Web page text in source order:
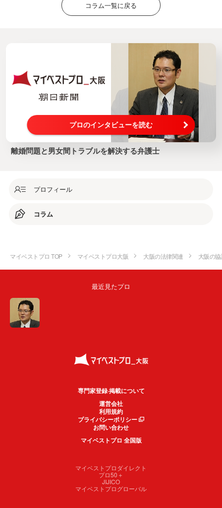
コラム一覧に戻る
プロのインタビューを読む
離婚問題と男女間トラブルを解決する弁護士
プロフィール
コラム
マイベストプロ TOP マイベストプロ大阪 大阪の法律関連 大阪の
最近見たプロ
専門家登録·掲載について
運営会社
利用規約
プライバシーポリシー
お問い合わせ
マイベストプロ 全国版
マイベストプロダイレクト
プロ50＋
JIJICO
マイベストプログローバル